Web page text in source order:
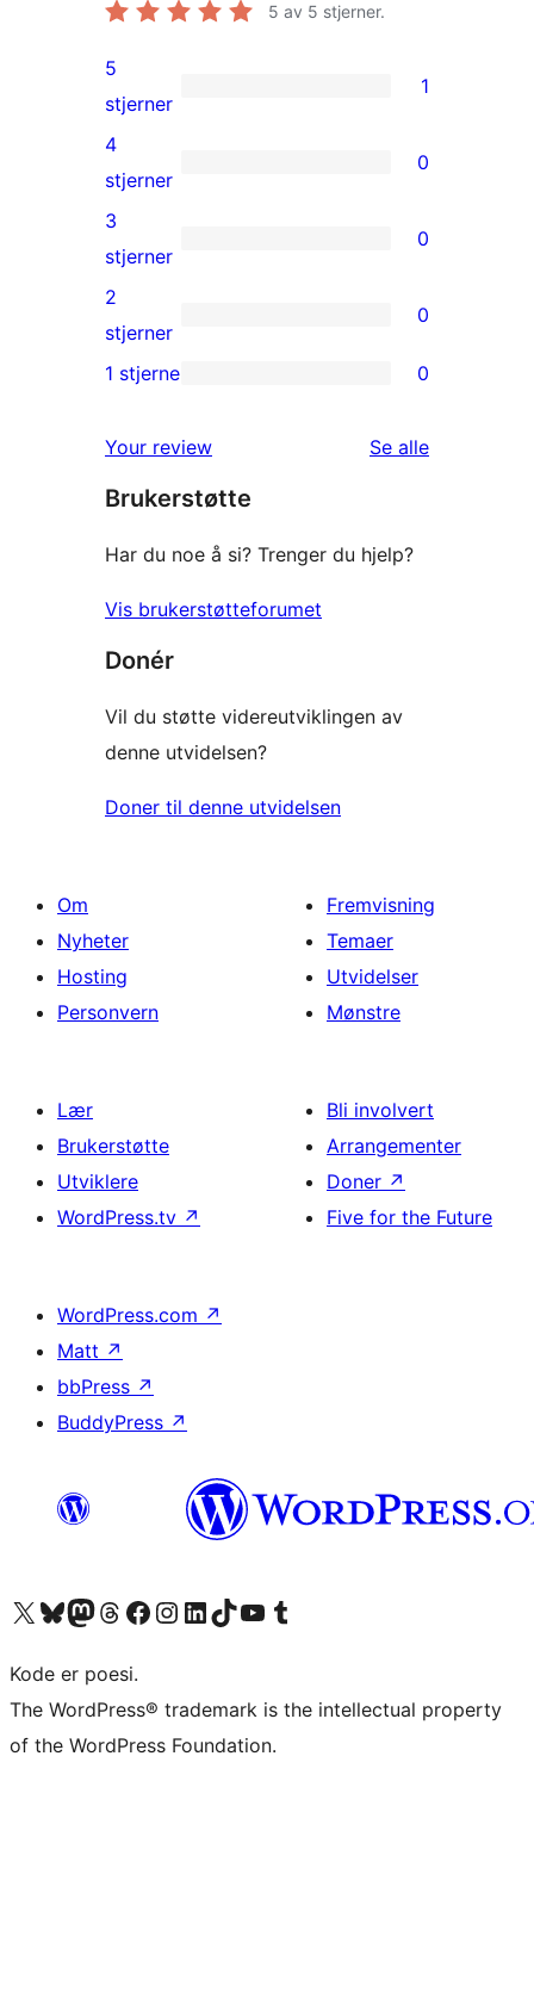
5 av 5 stjerner.
1
5-
star
review
5
stjerner
1
0
4-
star
reviews
4
stjerner
0
0
3-
star
reviews
3
stjerner
0
0
2-
reviews
2
stjerner
0
star
reviews
1 stjerne 0
Your review Se alleomtalene
Brukerstøtte
Har du noe å si? Trenger du hjelp?
Vis brukerstøtteforumet
Donér
Vil du støtte videreutviklingen av
denne utvidelsen?
Doner til denne utvidelsen
Om
Nyheter
Hosting
Personvern
Fremvisning
Temaer
Utvidelser
Mønstre
Lær
Brukerstøtte
Utviklere
WordPress.tv ↗
Bli involvert
Arrangementer
Doner ↗
Five for the Future
WordPress.com ↗
Matt ↗
bbPress ↗
BuddyPress ↗
Besøk vår konto på X Visit our Bluesky account
Besøk vår Mastodon-konto
Visit our Threads account
Besøk vår Facebook-sideBesøk vår Instagram-konto
Besøk vår LinkedIn-konto
Visit our TikTok account
Visit our YouTube channel
Visit our Tumblr account
Kode er poesi.
The WordPress® trademark is the intellectual property
of the WordPress Foundation.